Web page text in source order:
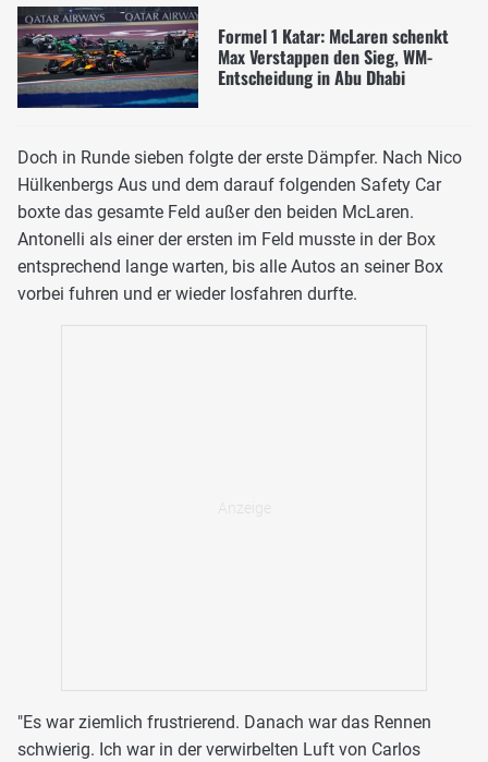
Formel 1 Katar: McLaren schenkt
Max Verstappen den Sieg, WM-
Entscheidung in Abu Dhabi
Doch in Runde sieben folgte der erste Dämpfer. Nach Nico
Hülkenbergs Aus und dem darauf folgenden Safety Car
boxte das gesamte Feld außer den beiden McLaren.
Antonelli als einer der ersten im Feld musste in der Box
entsprechend lange warten, bis alle Autos an seiner Box
vorbei fuhren und er wieder losfahren durfte.
"Es war ziemlich frustrierend. Danach war das Rennen
schwierig. Ich war in der verwirbelten Luft von Carlos